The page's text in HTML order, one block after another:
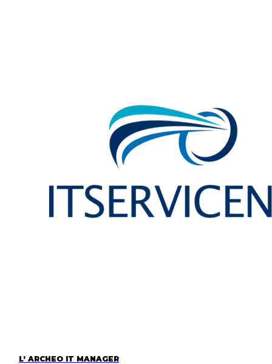
L’ ARCHEO IT MANAGER